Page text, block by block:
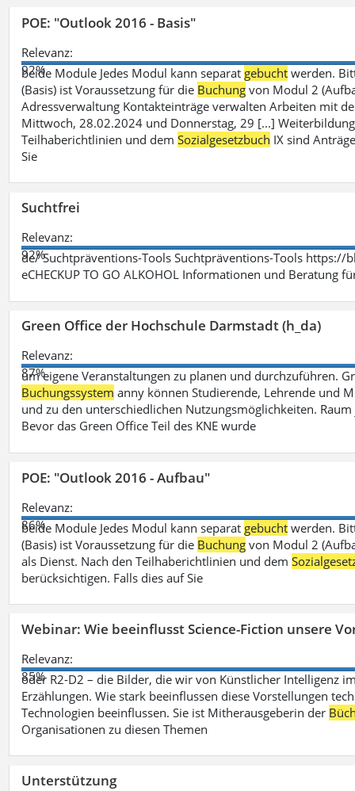
POE: "Outlook 2016 - Basis"
Relevanz:
92%
beide Module Jedes Modul kann separat gebucht werden.
(Basis) ist Voraussetzung für die Buchung von Modul 2
Adressverwaltung Kontakteinträge verwalten Arbeiten mit
Mittwoch, 28.02.2024 und Donnerstag, 29 [...]
Teilhaberichtlinien und demSozialgesetzbuch IX sind
Sie
Suchtfrei
Relevanz:
92%
de/ Suchtpräventions-Tools Suchtpräventions-Tools
eCHECKUP TO GO ALKOHOL Informationen und Beratung
Green Office der Hochschule Darmstadt (h_da)
Relevanz:
87%
um eigene Veranstaltungen zu planen und durchzuführen.
Buchungssystem anny können Studierende, Lehrende und
und zu den unterschiedlichen Nutzungsmöglichkeiten.
Bevor das Green Office Teil des KNE wurde
POE: "Outlook 2016 - Aufbau"
Relevanz:
86%
beide Module Jedes Modul kann separat gebucht werden.
(Basis) ist Voraussetzung für die Buchung von Modul 2
als Dienst. Nach den Teilhaberichtlinien und dem
berücksichtigen. Falls dies auf Sie
Webinar: Wie beeinflusst Science-Fiction unsere
Relevanz:
85%
oder R2-D2 – die Bilder, die wir von Künstlicher Intelligenz
Erzählungen. Wie stark beeinflussen diese Vorstellungen
Technologien beeinflussen. Sie ist Mitherausgeberin der
Organisationen zu diesen Themen
Unterstützung